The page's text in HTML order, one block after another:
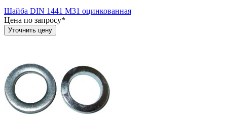
Шайба DIN 1441 М31 оцинкованная
Цена по запросу*
Уточнить цену